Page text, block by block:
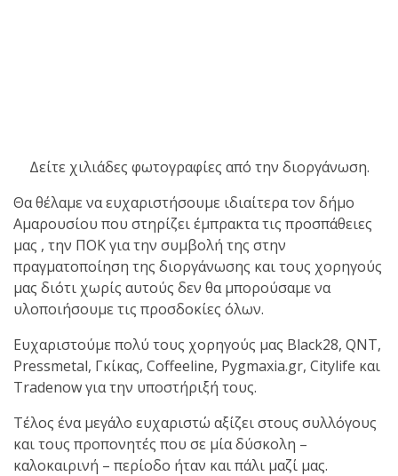
Grand Master Reyson
Gracie στο Fight Club
Galatsi!
Ο
Κορυφαίος
Βραζιλιάνος προπονητής
Reyson Gracie Red Belt 9th
Degree, σε σεμινάριο BJJ
για λίγους, στο Fight Club
Galatsi..!
Δείτε χιλιάδες φωτογραφίες από την διοργάνωση.
Θα θέλαμε να ευχαριστήσουμε ιδιαίτερα τον δήμο
Αμαρουσίου που στηρίζει έμπρακτα τις προσπάθειες
μας , την ΠΟΚ για την συμβολή της στην
πραγματοποίηση της διοργάνωσης και τους χορηγούς
μας διότι χωρίς αυτούς δεν θα μπορούσαμε να
υλοποιήσουμε τις προσδοκίες όλων.
Ευχαριστούμε πολύ τους χορηγούς μας Black28, QNT,
Pressmetal, Γκίκας, Coffeeline, Pygmaxia.gr, Citylife και
Tradenow για την υποστήριξή τους.
Τέλος ένα μεγάλο ευχαριστώ αξίζει στους συλλόγους
και τους προπονητές που σε μία δύσκολη –
καλοκαιρινή – περίοδο ήταν και πάλι μαζί μας.